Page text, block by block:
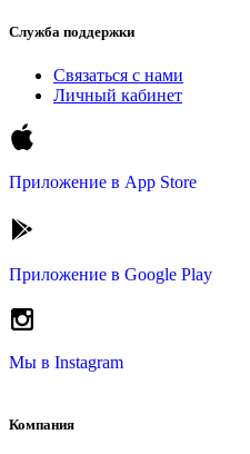
Служба поддержки
Связаться с нами
Личный кабинет
Приложение в App Store
Приложение в Google Play
Мы в Instagram
Компания